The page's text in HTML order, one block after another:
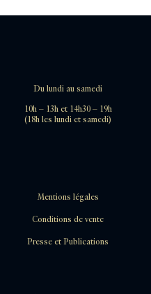
Du lundi au samedi
10h – 13h et 14h30 – 19h
(18h les lundi et samedi)
Mentions légales
Conditions de vente
Presse et Publications